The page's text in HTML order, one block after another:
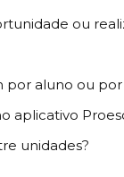
ou
por aluno ou
aplicativo
unidades?